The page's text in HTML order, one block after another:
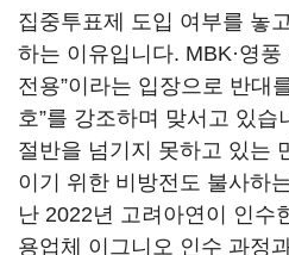
집중투표제 도입 여부를 놓
하는 이유입니다. MBK·영
전용”이라는 입장으로 반대
호”를 강조하며 맞서고 있습
절반을 넘기지 못하고 있는
이기 위한 비방전도 불사하
난 2022년 고려아연이 인수
용업체 이그니오 인수 과정